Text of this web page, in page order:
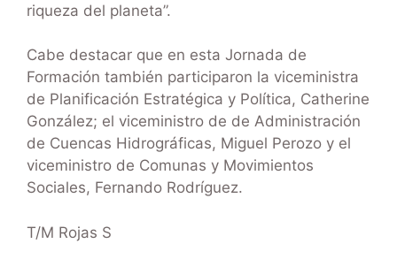
riqueza del planeta”.
Cabe destacar que en esta Jornada de
Formación también participaron la viceministra
de Planificación Estratégica y Política, Catherine
González; el viceministro de de Administración
de Cuencas Hidrográficas, Miguel Perozo y el
viceministro de Comunas y Movimientos
Sociales, Fernando Rodríguez.
T/M Rojas S